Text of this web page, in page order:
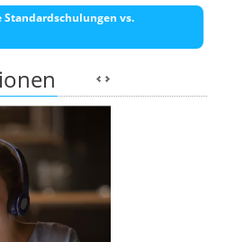
vs.